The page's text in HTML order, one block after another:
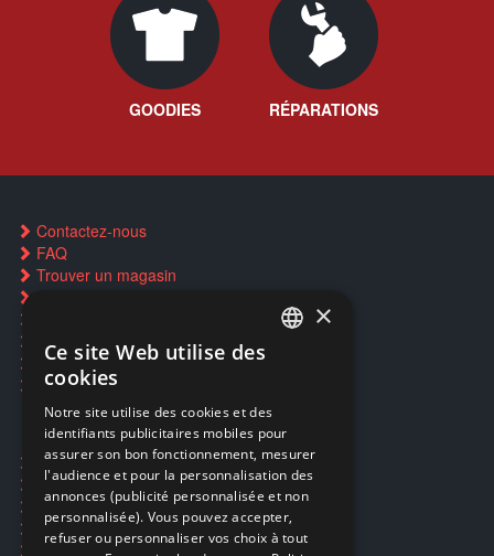
GOODIES RÉPARATIONS
Contactez-nous
FAQ
Trouver un magasin
Restauration CD griffés
Réparations & SAV
Smartpoints
Ecogaming
Expédition & retours
Confidentialité
Conditions générales
EA Sport UFC 6
ENGLISH
×
Ce site Web utilise des
cookies
Notre site utilise des cookies et des
identifiants publicitaires mobiles pour
assurer son bon fonctionnement, mesurer
l'audience et pour la personnalisation des
annonces (publicité personnalisée et non
personnalisée). Vous pouvez accepter,
refuser ou personnaliser vos choix à tout